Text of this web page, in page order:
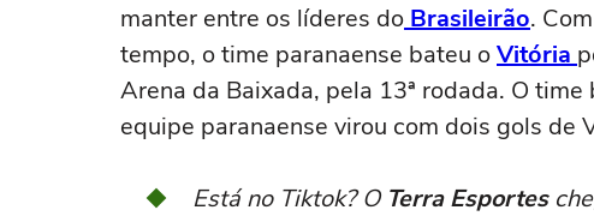
manter entre os líderes do Brasileirão.
tempo, o time paranaense bateu oVitória
Arena da Baixada, pela 13ª rodada. O
equipe paranaense virou com dois gols de
Está no Tiktok? O Terra Esportes